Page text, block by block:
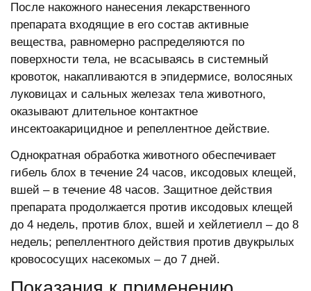
После накожного нанесения лекарственного
препарата входящие в его состав активные
вещества, равномерно распределяются по
поверхности тела, не всасываясь в системный
кровоток, накапливаются в эпидермисе, волосяных
луковицах и сальных железах тела животного,
оказывают длительное контактное
инсектоакарицидное и репеллентное действие.
Однократная обработка животного обеспечивает
гибель блох в течение 24 часов, иксодовых клещей,
вшей – в течение 48 часов. Защитное действия
препарата продолжается против иксодовых клещей
до 4 недель, против блох, вшей и хейлетиелл – до 8
недель; репеллентного действия против двукрылых
кровососущих насекомых – до 7 дней.